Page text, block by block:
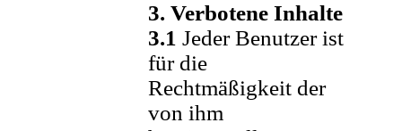
3. Verbotene Inhalte
3.1 Jeder Benutzer ist
für die
Rechtmäßigkeit der
von ihm